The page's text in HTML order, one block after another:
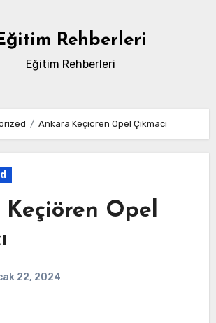
Rehberleri
Eğitim Rehberleri
Ankara Keçiören Opel Çıkmacı
Opel
22, 2024